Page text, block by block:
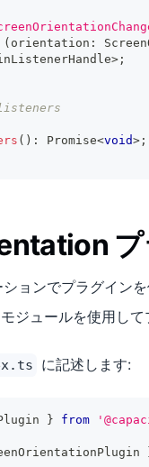
( orientation :
> ;
( ) : Promise<void> ;
プ
ョンでプラグインを
モジュールを使用して
に記述します:
} from